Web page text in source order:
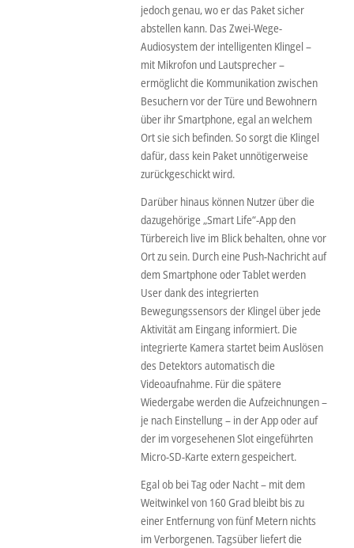
jedoch genau, wo er das Paket sicher
abstellen kann. Das Zwei-Wege-
Audiosystem der intelligenten Klingel –
mit Mikrofon und Lautsprecher –
ermöglicht die Kommunikation zwischen
Besuchern vor der Türe und Bewohnern
über ihr Smartphone, egal an welchem
Ort sie sich befinden. So sorgt die Klingel
dafür, dass kein Paket unnötigerweise
zurückgeschickt wird.
Darüber hinaus können Nutzer über die
dazugehörige „Smart Life“-App den
Türbereich live im Blick behalten, ohne vor
Ort zu sein. Durch eine Push-Nachricht auf
dem Smartphone oder Tablet werden
User dank des integrierten
Bewegungssensors der Klingel über jede
Aktivität am Eingang informiert. Die
integrierte Kamera startet beim Auslösen
des Detektors automatisch die
Videoaufnahme. Für die spätere
Wiedergabe werden die Aufzeichnungen –
je nach Einstellung – in der App oder auf
der im vorgesehenen Slot eingeführten
Micro-SD-Karte extern gespeichert.
Egal ob bei Tag oder Nacht – mit dem
Weitwinkel von 160 Grad bleibt bis zu
einer Entfernung von fünf Metern nichts
im Verborgenen. Tagsüber liefert die